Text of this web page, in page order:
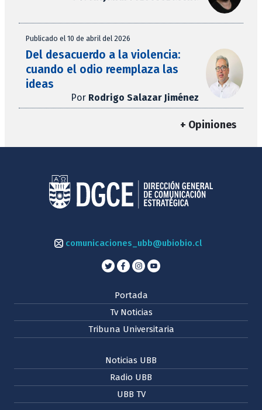
Publicado el 10 de abril del 2026
Del desacuerdo a la violencia:
cuando el odio reemplaza las
ideas
Por Rodrigo Salazar Jiménez
+ Opiniones
comunicaciones_ubb@ubiobio.cl
Portada
Tv Noticias
Tribuna Universitaria
Noticias UBB
Radio UBB
UBB TV